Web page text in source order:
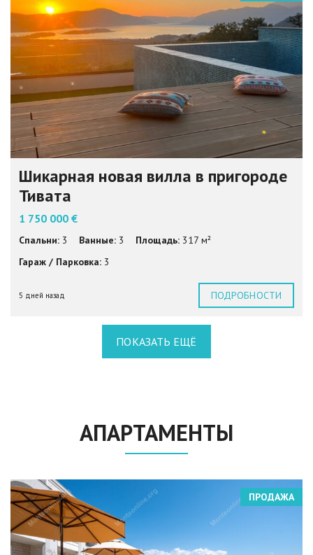
Шикарная новая вилла в пригороде
Тивата
1 750 000 €
Спальни: 3 Ванные: 3 Площадь: 317 м²
Гараж / Парковка: 3
5 дней назад ПОДРОБНОСТИ
ПОКАЗАТЬ ЕЩЁ
АПАРТАМЕНТЫ
ПРОДАЖА